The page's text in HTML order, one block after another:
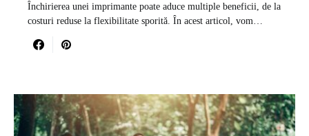
Închirierea unei imprimante poate aduce multiple beneficii, de la
costuri reduse la flexibilitate sporită. În acest articol, vom…